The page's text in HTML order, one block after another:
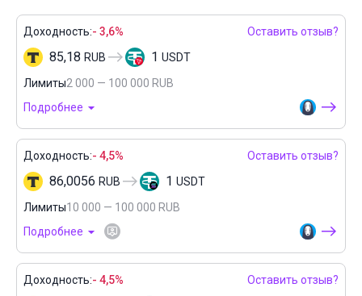
Доходность:- 3,6% Оставить отзыв?
85,18 RUB 1 USDT
Лимиты2 000 — 100 000 RUB
Подробнее
Доходность:- 4,5% Оставить отзыв?
86,0056 RUB 1 USDT
Лимиты10 000 — 100 000 RUB
Подробнее
Доходность:- 4,5% Оставить отзыв?